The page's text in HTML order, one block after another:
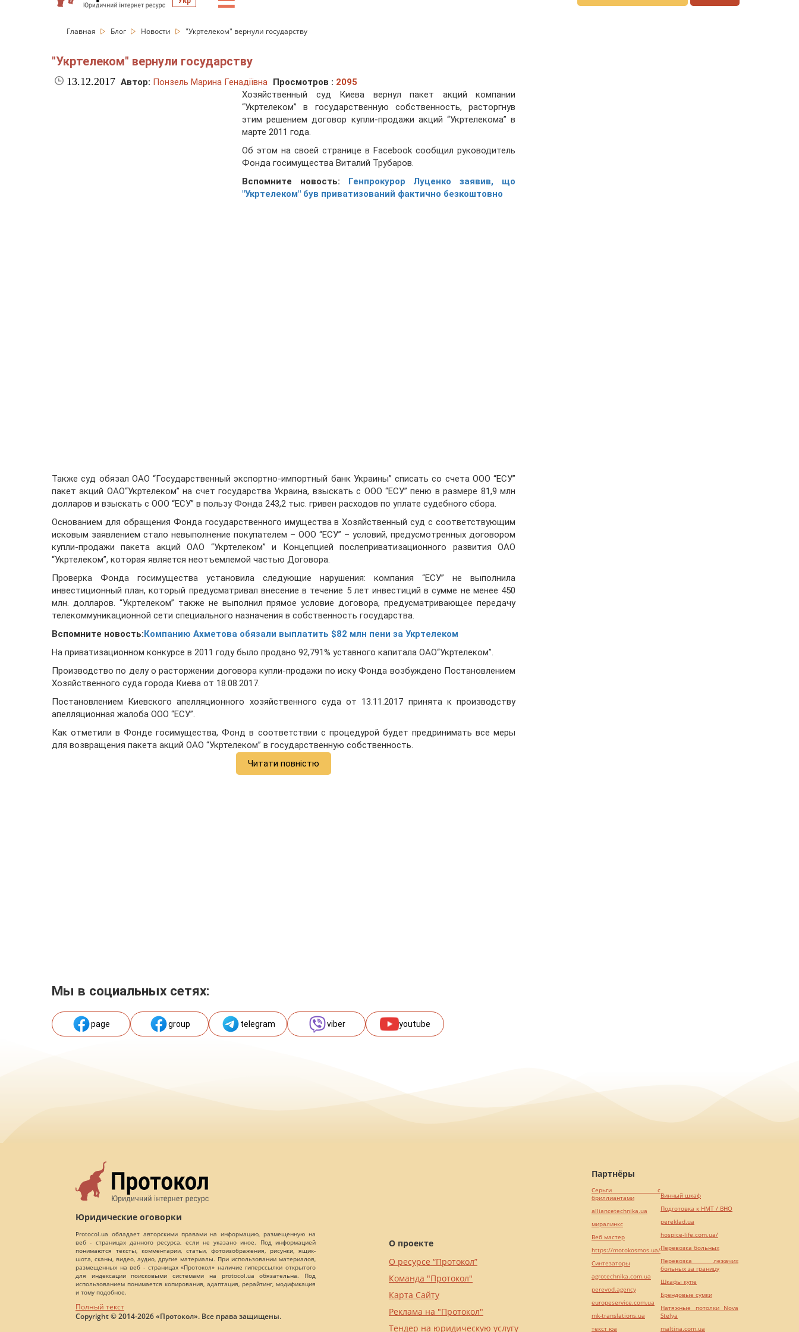
Главная Блог Новости "Укртелеком" вернули государству
"Укртелеком" вернули государству
13.12.2017 Автор: Понзель Марина Генадіївна Просмотров : 2095
Хозяйственный суд Киева вернул пакет акций компании
“Укртелеком” в государственную собственность, расторгнув
этим решением договор купли-продажи акций “Укртелекома” в
марте 2011 года.
Об этом на своей странице в Facebook сообщил руководитель
Фонда госимущества Виталий Трубаров.
Вспомните новость:
Генпрокурор Луценко заявив, що
"Укртелеком" був приватизований фактично безкоштовно
Также суд обязал ОАО “Государственный экспортно-импортный банк Украины” списать со счета ООО “ЕСУ”
пакет акций ОАО“Укртелеком” на счет государства Украина, взыскать с ООО “ЕСУ” пеню в размере 81,9 млн
долларов и взыскать с ООО “ЕСУ” в пользу Фонда 243,2 тыс. гривен расходов по уплате судебного сбора.
Основанием для обращения Фонда государственного имущества в Хозяйственный суд с соответствующим
исковым заявлением стало невыполнение покупателем – ООО “ЕСУ” – условий, предусмотренных договором
купли-продажи пакета акций ОАО “Укртелеком” и Концепцией послеприватизационного развития ОАО
“Укртелеком”, которая является неотъемлемой частью Договора.
Проверка Фонда госимущества установила следующие нарушения: компания “ЕСУ” не выполнила
инвестиционный план, который предусматривал внесение в течение 5 лет инвестиций в сумме не менее 450
млн. долларов. “Укртелеком” также не выполнил прямое условие договора, предусматривающее передачу
телекоммуникационной сети специального назначения в собственность государства.
Вспомните новость: Компанию Ахметова обязали выплатить $82 млн пени за Укртелеком
На приватизационном конкурсе в 2011 году было продано 92,791% уставного капитала ОАО“Укртелеком”.
Производство по делу о расторжении договора купли-продажи по иску Фонда возбуждено Постановлением
Хозяйственного суда города Киева от 18.08.2017.
Постановлением Киевского апелляционного хозяйственного суда от 13.11.2017 принята к производству
апелляционная жалоба ООО “ЕСУ”.
Как отметили в Фонде госимущества, Фонд в соответствии с процедурой будет предринимать все меры
для возвращения пакета акций ОАО “Укртелеком” в государственную собственность.
Читати повністю
Мы в социальных сетях:
page group telegram viber youtube
Юридические оговорки
Protocol.ua обладает авторскими правами на информацию, размещенную на
веб - страницах данного ресурса, если не указано иное. Под информацией
понимаются тексты, комментарии, статьи, фотоизображения, рисунки, ящик-
шота, сканы, видео, аудио, другие материалы. При использовании материалов,
размещенных на веб - страницах «Протокол» наличие гиперссылки открытого
для индексации поисковыми системами на protocol.ua обязательна. Под
использованием понимается копирования, адаптация, рерайтинг, модификация
и тому подобное.
Полный текст
Copyright © 2014-2026 «Протокол». Все права защищены.
О проекте
О ресурсе “Протокол”
Команда "Протокол"
Карта Сайту
Реклама на "Протокол"
Тендер на юридическую услугу
Партнёры
Серьги с
бриллиантами
alliancetechnika.ua
миралинкс
Веб мастер
https://motokosmos.ua/
Синтезаторы
agrotechnika.com.ua
perevod.agency
europeservice.com.ua
mk-translations.ua
текст юа
Винный шкаф
Подготовка к НМТ / ВНО
pereklad.ua
hospice-life.com.ua/
Перевозка больных
Перевозка лежачих
больных за границу
Шкафы купе
Брендовые сумки
Натяжные потолки Nova
Stelya
maltina.com.ua